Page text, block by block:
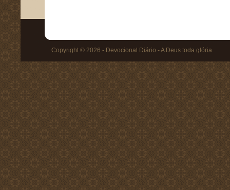
Copyright © 2026 - Devocional Diário - A Deus toda glória